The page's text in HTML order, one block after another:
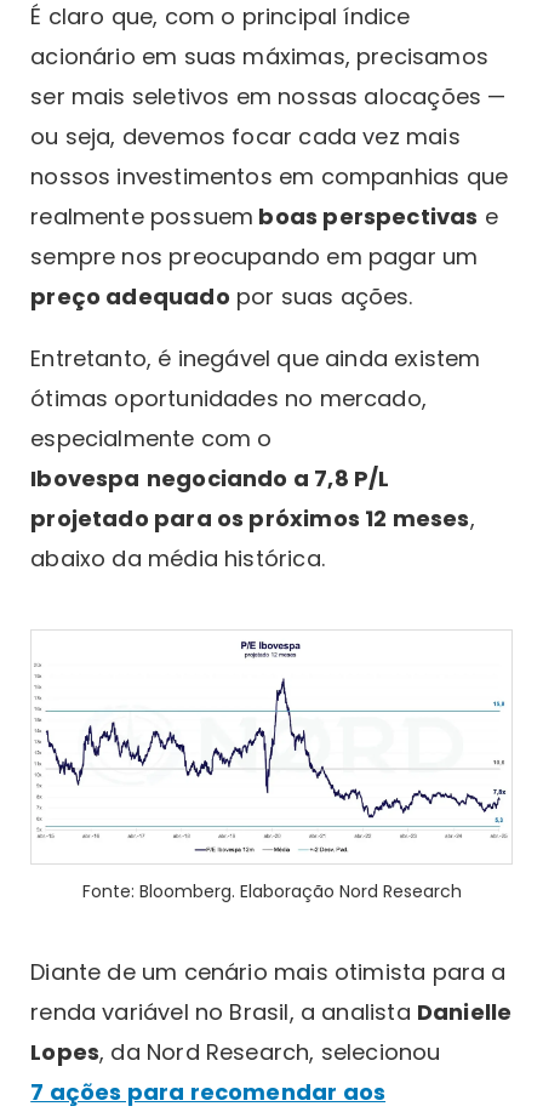
É claro que, com o principal índice
acionário em suas máximas, precisamos
ser mais seletivos em nossas alocações —
ou seja, devemos focar cada vez mais
nossos investimentos em companhias que
realmente possuem boas perspectivas e
sempre nos preocupando em pagar um
preço adequado por suas ações.
Entretanto, é inegável que ainda existem
ótimas oportunidades no mercado,
especialmente com o
Ibovespa negociando a 7,8 P/L
projetado para os próximos 12 meses,
abaixo da média histórica.
Fonte: Bloomberg. Elaboração Nord Research
Diante de um cenário mais otimista para a
renda variável no Brasil, a analista Danielle
Lopes, da Nord Research, selecionou
7 ações para recomendar aos